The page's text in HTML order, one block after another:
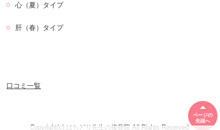
ページの
先頭へ
心（夏）タイプ
肝（春）タイプ
口コミ一覧
Copyright(c) はちどり先生の接骨院 All Rights Reserved.